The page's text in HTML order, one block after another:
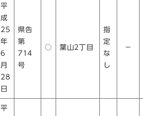
平
成
25
年
6
月
28
日
県告
第
714
号
○ 葉山2丁目
指
定
な
し
－
平